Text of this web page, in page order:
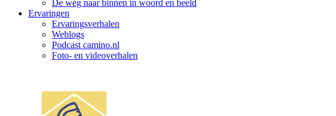
De weg naar binnen in woord en beeld
Ervaringen
Ervaringsverhalen
Weblogs
Podcast camino.nl
Foto- en videoverhalen